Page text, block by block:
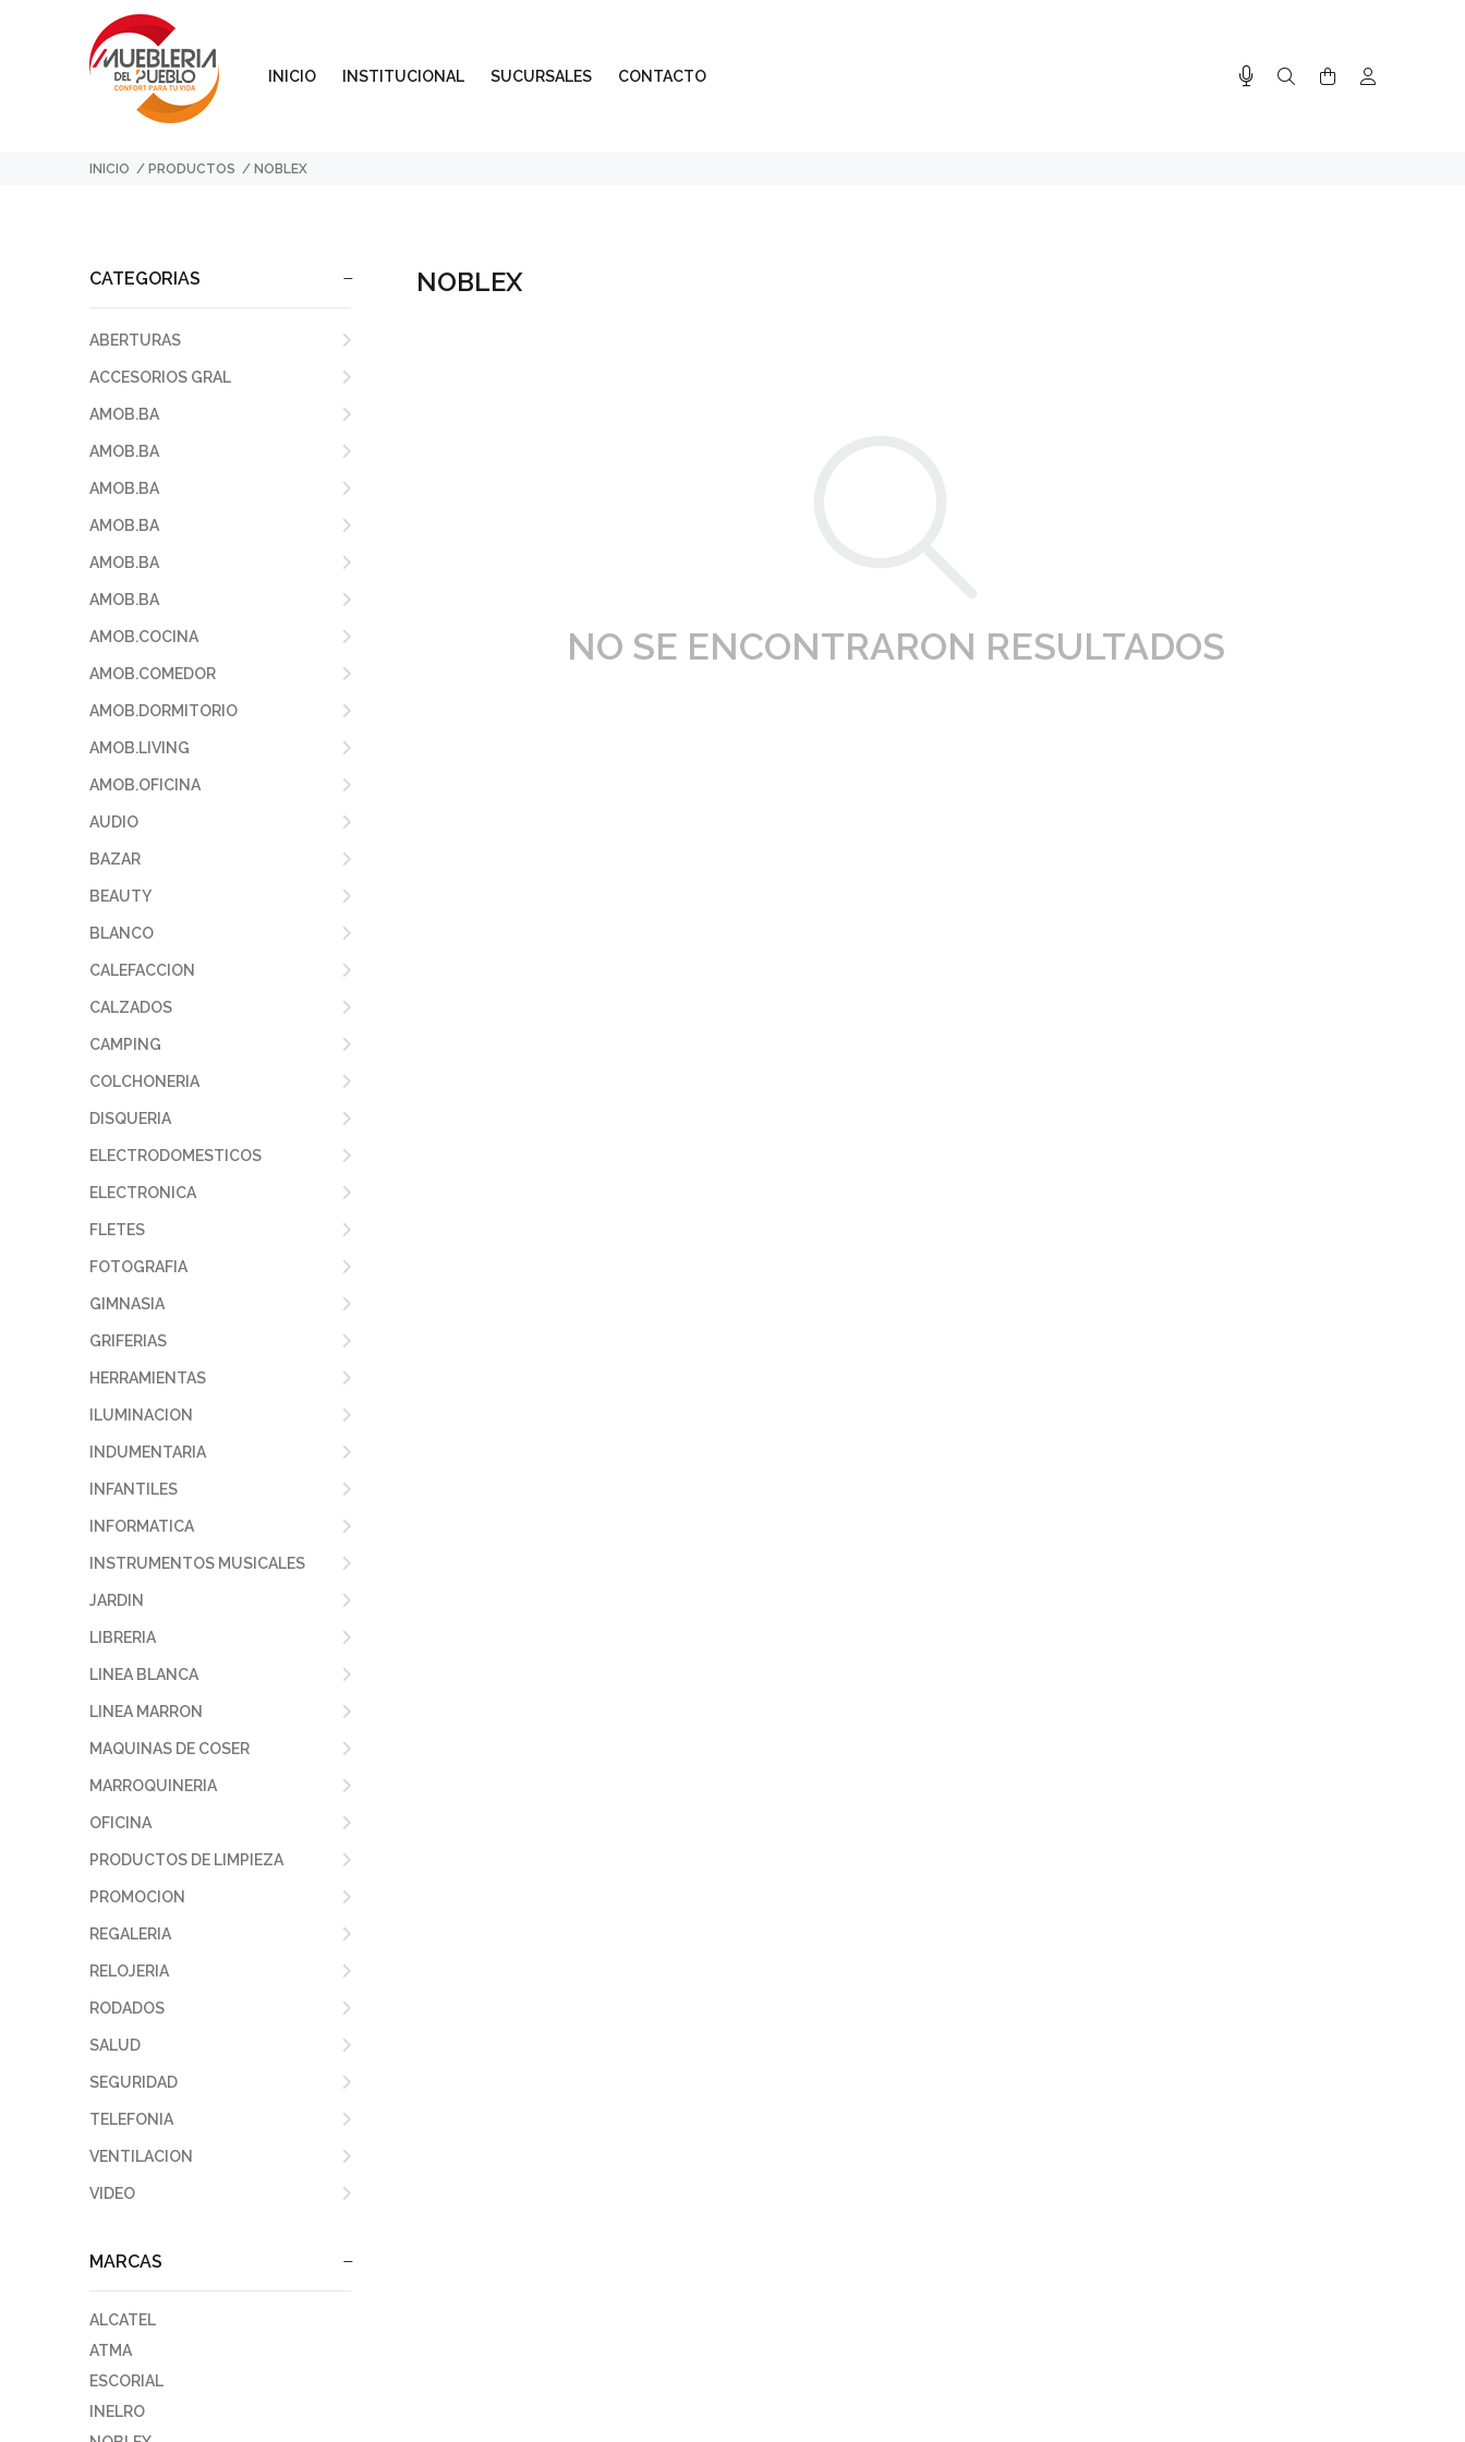
INICIO INSTITUCIONAL SUCURSALES CONTACTO
INICIO PRODUCTOS NOBLEX
CATEGORIAS
ABERTURAS
ACCESORIOS GRAL
AMOB.BA
AMOB.BA
AMOB.BA
AMOB.BA
AMOB.BA
AMOB.BA
AMOB.COCINA
AMOB.COMEDOR
AMOB.DORMITORIO
AMOB.LIVING
AMOB.OFICINA
AUDIO
BAZAR
BEAUTY
BLANCO
CALEFACCION
CALZADOS
CAMPING
COLCHONERIA
DISQUERIA
ELECTRODOMESTICOS
ELECTRONICA
FLETES
FOTOGRAFIA
GIMNASIA
GRIFERIAS
HERRAMIENTAS
ILUMINACION
INDUMENTARIA
INFANTILES
INFORMATICA
INSTRUMENTOS MUSICALES
JARDIN
LIBRERIA
LINEA BLANCA
LINEA MARRON
MAQUINAS DE COSER
MARROQUINERIA
OFICINA
PRODUCTOS DE LIMPIEZA
PROMOCION
REGALERIA
RELOJERIA
RODADOS
SALUD
SEGURIDAD
TELEFONIA
VENTILACION
VIDEO
MARCAS
ALCATEL
ATMA
ESCORIAL
INELRO
NOBLEX
NO SE ENCONTRARON RESULTADOS